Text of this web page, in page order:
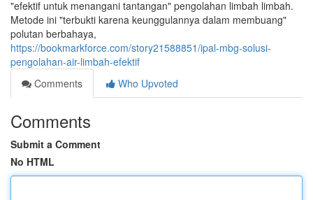
"efektif untuk menangani tantangan" pengolahan limbah limbah.
Metode ini "terbukti karena keunggulannya dalam membuang"
polutan berbahaya,
https://bookmarkforce.com/story21588851/ipal-mbg-solusi-
pengolahan-air-limbah-efektif
Comments
Who Upvoted
Comments
Submit a Comment
No HTML